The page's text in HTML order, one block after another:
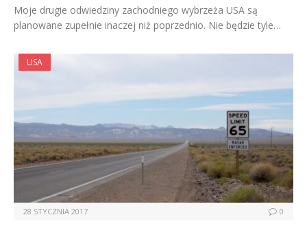
Moje drugie odwiedziny zachodniego wybrzeża USA są
planowane zupełnie inaczej niż poprzednio. Nie będzie tyle…
USA
28 STYCZNIA 2017 0